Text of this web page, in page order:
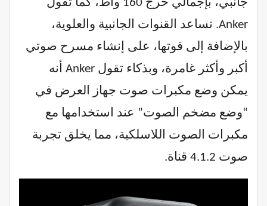
جانبي، بإجمالي خرج 160 واط، كما تقول
Anker. تساعد القنوات الجانبية والعلوية،
بالإضافة إلى قوتها، على إنشاء مسرح صوتي
أكبر وأكثر غامرة، وبذكاء تقول Anker أنه
يمكن وضع مكبرات صوت جهاز العرض في
“وضع مضخم الصوت” عند استخدامها مع
مكبرات الصوت اللاسلكية، مما يخلق تجربة
صوت 4.1.2 قناة.